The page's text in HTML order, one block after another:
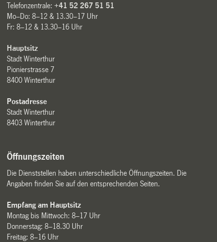
Telefonzentrale:+41 52 267 51 51
Mo–Do: 8–12 & 13.30–17 Uhr
Fr: 8–12 & 13.30–16 Uhr
Hauptsitz
Stadt Winterthur
Pionierstrasse 7
8400 Winterthur
Postadresse
Stadt Winterthur
8403 Winterthur
Öffnungszeiten
Die Dienststellen haben unterschiedliche Öffnungszeiten. Die
Angaben finden Sie auf den entsprechenden Seiten.
Empfang am Hauptsitz
Montag bis Mittwoch: 8–17 Uhr
Donnerstag: 8–18.30 Uhr
Freitag: 8–16 Uhr